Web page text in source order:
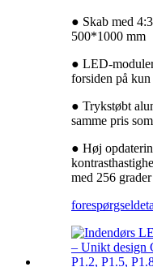
● Skab med
500*1000 mm
● LED-
forsiden på
● Trykstøbt
samme pris
● Høj
med 256 grader
forespørgsel